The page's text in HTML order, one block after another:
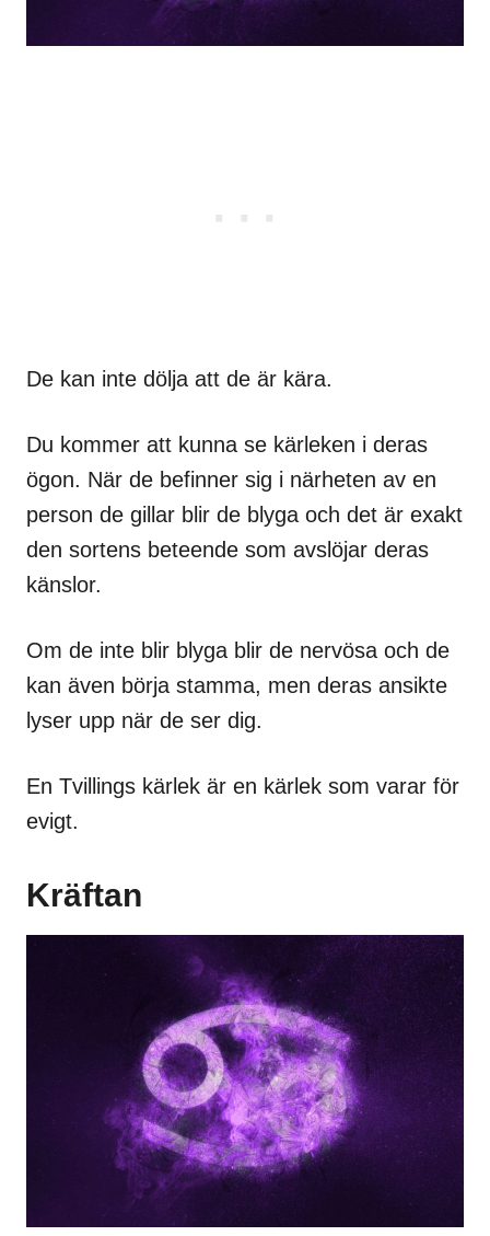
De kan inte dölja att de är kära.
Du kommer att kunna se kärleken i deras
ögon. När de befinner sig i närheten av en
person de gillar blir de blyga och det är exakt
den sortens beteende som avslöjar deras
känslor.
Om de inte blir blyga blir de nervösa och de
kan även börja stamma, men deras ansikte
lyser upp när de ser dig.
En Tvillings kärlek är en kärlek som varar för
evigt.
Kräftan